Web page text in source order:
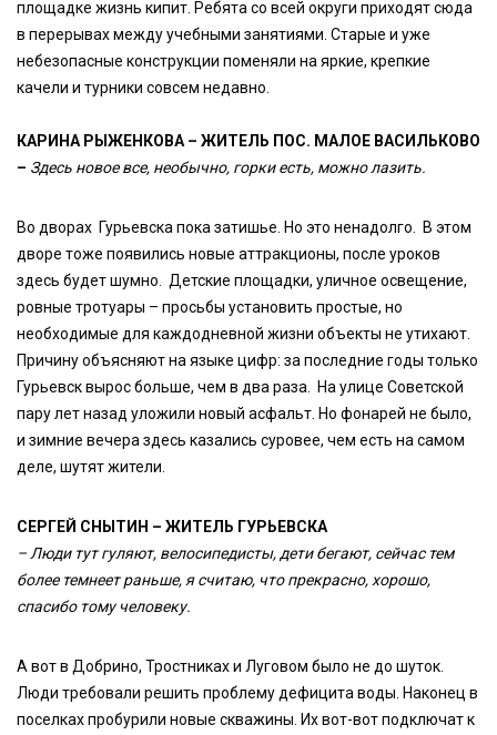
площадке жизнь кипит. Ребята со всей округи приходят сюда
в перерывах между учебными занятиями. Старые и уже
небезопасные конструкции поменяли на яркие, крепкие
качели и турники совсем недавно.
КАРИНА РЫЖЕНКОВА – ЖИТЕЛЬ ПОС. МАЛОЕ ВАСИЛЬКОВО
– Здесь новое все, необычно, горки есть, можно лазить.
Во дворах Гурьевска пока затишье. Но это ненадолго. В этом
дворе тоже появились новые аттракционы, после уроков
здесь будет шумно. Детские площадки, уличное освещение,
ровные тротуары – просьбы установить простые, но
необходимые для каждодневной жизни объекты не утихают.
Причину объясняют на языке цифр: за последние годы только
Гурьевск вырос больше, чем в два раза. На улице Советской
пару лет назад уложили новый асфальт. Но фонарей не было,
и зимние вечера здесь казались суровее, чем есть на самом
деле, шутят жители.
СЕРГЕЙ СНЫТИН – ЖИТЕЛЬ ГУРЬЕВСКА
– Люди тут гуляют, велосипедисты, дети бегают, сейчас тем
более темнеет раньше, я считаю, что прекрасно, хорошо,
спасибо тому человеку.
А вот в Добрино, Тростниках и Луговом было не до шуток.
Люди требовали решить проблему дефицита воды. Наконец в
поселках пробурили новые скважины. Их вот-вот подключат к